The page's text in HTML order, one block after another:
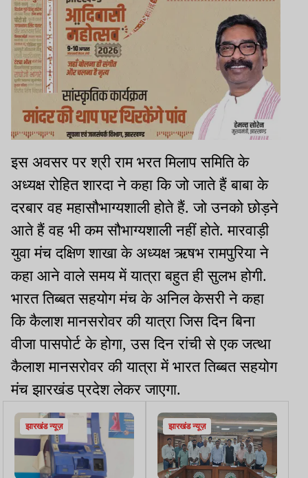
इस अवसर पर श्री राम भरत मिलाप समिति के
अध्यक्ष रोहित शारदा ने कहा कि जो जाते हैं बाबा के
दरबार वह महासौभाग्यशाली होते हैं. जो उनको छोड़ने
आते हैं वह भी कम सौभाग्यशाली नहीं होते. मारवाड़ी
युवा मंच दक्षिण शाखा के अध्यक्ष ऋषभ रामपुरिया ने
कहा आने वाले समय में यात्रा बहुत ही सुलभ होगी.
भारत तिब्बत सहयोग मंच के अनिल केसरी ने कहा
कि कैलाश मानसरोवर की यात्रा जिस दिन बिना
वीजा पासपोर्ट के होगा, उस दिन रांची से एक जत्था
कैलाश मानसरोवर की यात्रा में भारत तिब्बत सहयोग
मंच झारखंड प्रदेश लेकर जाएगा.
झारखंड न्यूज़ झारखंड न्यूज़